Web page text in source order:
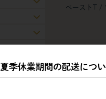
ペーストT /
夏季休業期間の配送につ